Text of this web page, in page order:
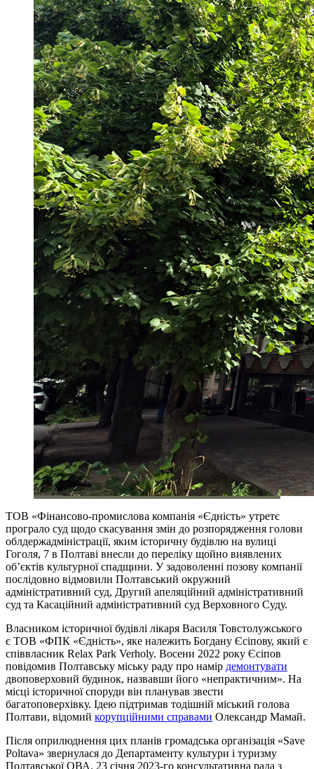
ТОВ «Фінансово-промислова компанія «Єдність» утретє
програло суд щодо скасування змін до розпорядження голови
облдержадміністрації, яким історичну будівлю на вулиці
Гоголя, 7 в Полтаві внесли до переліку щойно виявлених
об’єктів культурної спадщини. У задоволенні позову компанії
послідовно відмовили Полтавський окружний
адміністративний суд, Другий апеляційний адміністративний
суд та Касаційний адміністративний суд Верховного Суду.
Власником історичної будівлі лікаря Василя Товстолужського
є ТОВ «ФПК «Єдність», яке належить Богдану Єсіпову, який є
співвласник Relax Park Verholy. Восени 2022 року Єсіпов
повідомив Полтавську міську раду про намір демонтувати
двоповерховий будинок, назвавши його «непрактичним». На
місці історичної споруди він планував звести
багатоповерхівку. Ідею підтримав тодішній міський голова
Полтави, відомий корупційними справами Олександр Мамай.
Після оприлюднення цих планів громадська організація «Save
Poltava» звернулася до Департаменту культури і туризму
Полтавської ОВА. 23 січня 2023-го консультативна рада з